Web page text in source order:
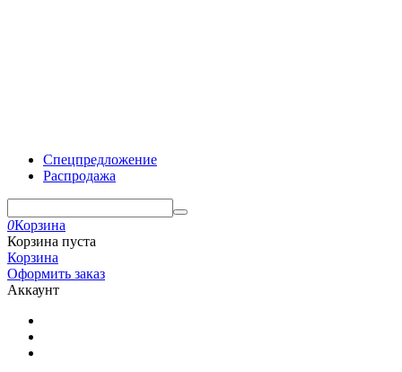
Спецпредложение
Распродажа
0Корзина
Корзина пуста
Корзина
Оформить заказ
Аккаунт